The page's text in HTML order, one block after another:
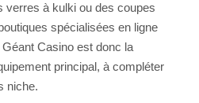
verres à kulki ou des coupes
spécialisées en ligne
Casino est donc la
principal, à compléter
niche.